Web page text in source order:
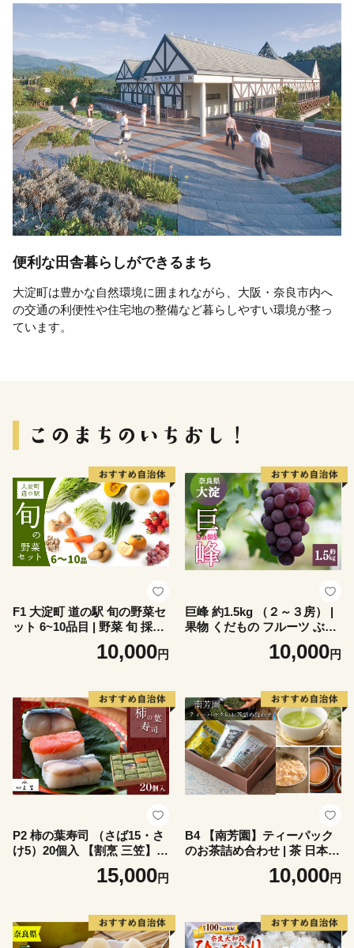
便利な田舎暮らしができるまち
大淀町は豊かな自然環境に囲まれながら、大阪・奈良市内へ
の交通の利便性や住宅地の整備など暮らしやすい環境が整っ
ています。
F1 大淀町 道の駅 旬の野菜セ
ット 6~10品目 | 野菜 旬 採れ
たて 新鮮 キノコ 季節 厳選
詰め合わせ おためし 道の駅
10,000円
巨峰 約1.5kg （２～３房） |
果物 くだもの フルーツ ぶど
う ブドウ 葡萄 奈良県 大淀町
10,000円
P2 柿の葉寿司 （さば15・さ
け5）20個入 【割烹 三笠】 |
柿の葉すし 柿の葉ずし 寿司
すし 鯖 さば サバ 鮭 サケ 冷
森、秋田、離島地域へのお届
け不可
15,000円
B4 【南芳園】ティーパック
のお茶詰め合わせ | 茶 日本茶
緑茶 晩茶 玄米茶 詰め合わせ
10,000円